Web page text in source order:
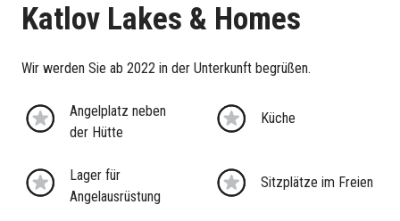
Katlov Lakes & Homes
Wir werden Sie ab 2022 in der Unterkunft begrüßen.
Angelplatz neben
der Hütte
Küche
Lager für
Angelausrüstung
Sitzplätze im Freien